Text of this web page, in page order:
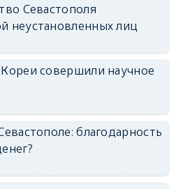
Севастополя
неустановленных лиц
совершили научное
благодарность